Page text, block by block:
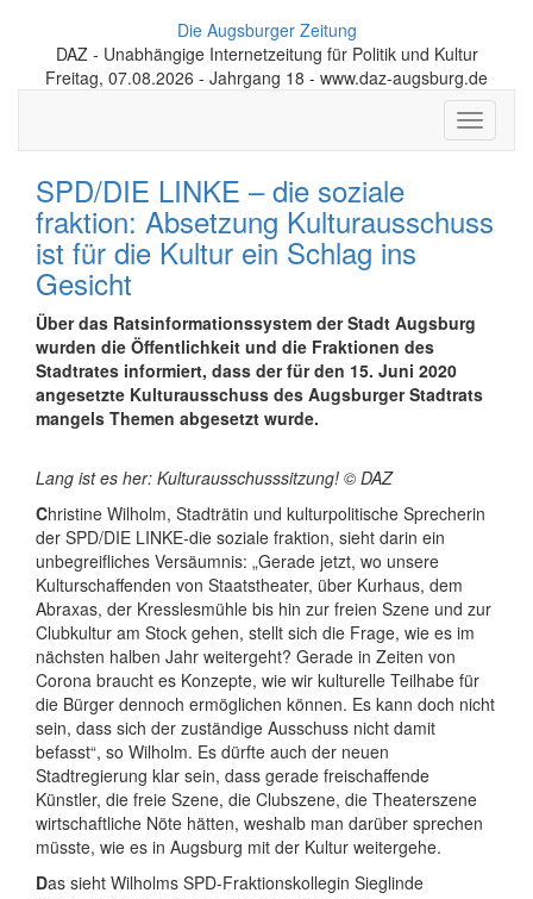
Die Augsburger Zeitung
DAZ - Unabhängige Internetzeitung für Politik und Kultur
Freitag, 07.08.2026 - Jahrgang 18 - www.daz-augsburg.de
Toggle
SPD/DIE LINKE – die soziale
fraktion: Absetzung Kulturausschuss
ist für die Kultur ein Schlag ins
Gesicht
Über das Ratsinformationssystem der Stadt Augsburg
wurden die Öffentlichkeit und die Fraktionen des
Stadtrates informiert, dass der für den 15. Juni 2020
angesetzte Kulturausschuss des Augsburger Stadtrats
mangels Themen abgesetzt wurde.
Lang ist es her: Kulturausschusssitzung! © DAZ
Christine Wilholm, Stadträtin und kulturpolitische Sprecherin
der SPD/DIE LINKE-die soziale fraktion, sieht darin ein
unbegreifliches Versäumnis: „Gerade jetzt, wo unsere
Kulturschaffenden von Staatstheater, über Kurhaus, dem
Abraxas, der Kresslesmühle bis hin zur freien Szene und zur
Clubkultur am Stock gehen, stellt sich die Frage, wie es im
nächsten halben Jahr weitergeht? Gerade in Zeiten von
Corona braucht es Konzepte, wie wir kulturelle Teilhabe für
die Bürger dennoch ermöglichen können. Es kann doch nicht
sein, dass sich der zuständige Ausschuss nicht damit
befasst“, so Wilholm. Es dürfte auch der neuen
Stadtregierung klar sein, dass gerade freischaffende
Künstler, die freie Szene, die Clubszene, die Theaterszene
wirtschaftliche Nöte hätten, weshalb man darüber sprechen
müsste, wie es in Augsburg mit der Kultur weitergehe.
Das sieht Wilholms SPD-Fraktionskollegin Sieglinde